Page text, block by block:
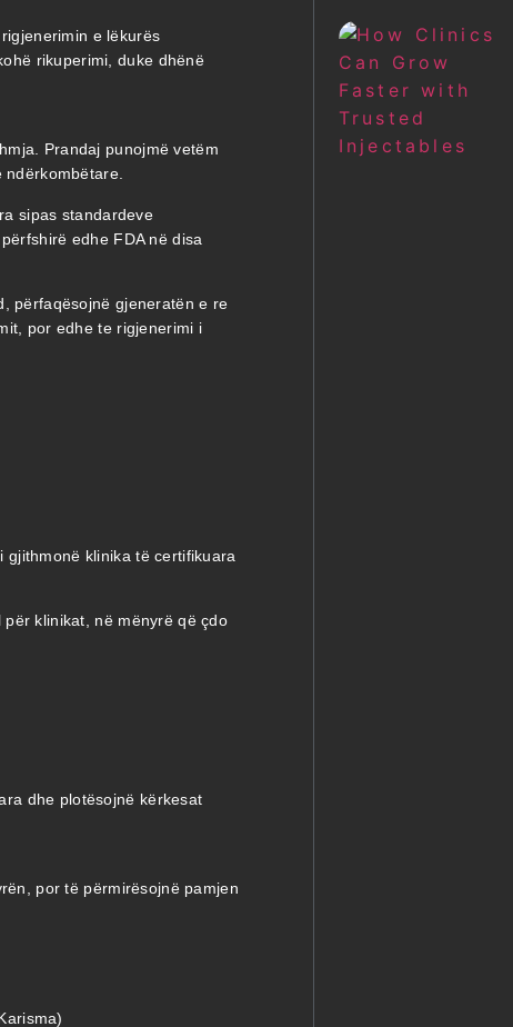
e lëkurës
rikuperimi, duke dhënë
Prandaj punojmë vetëm
ndërkombëtare.
sipas standardeve
edhe FDA në disa
përfaqësojnë gjeneratën e re
por edhe te rigjenerimi i
gjithmonë klinika të certifikuara
klinikat, në mënyrë që çdo
dhe plotësojnë kërkesat
por të përmirësojnë pamjen